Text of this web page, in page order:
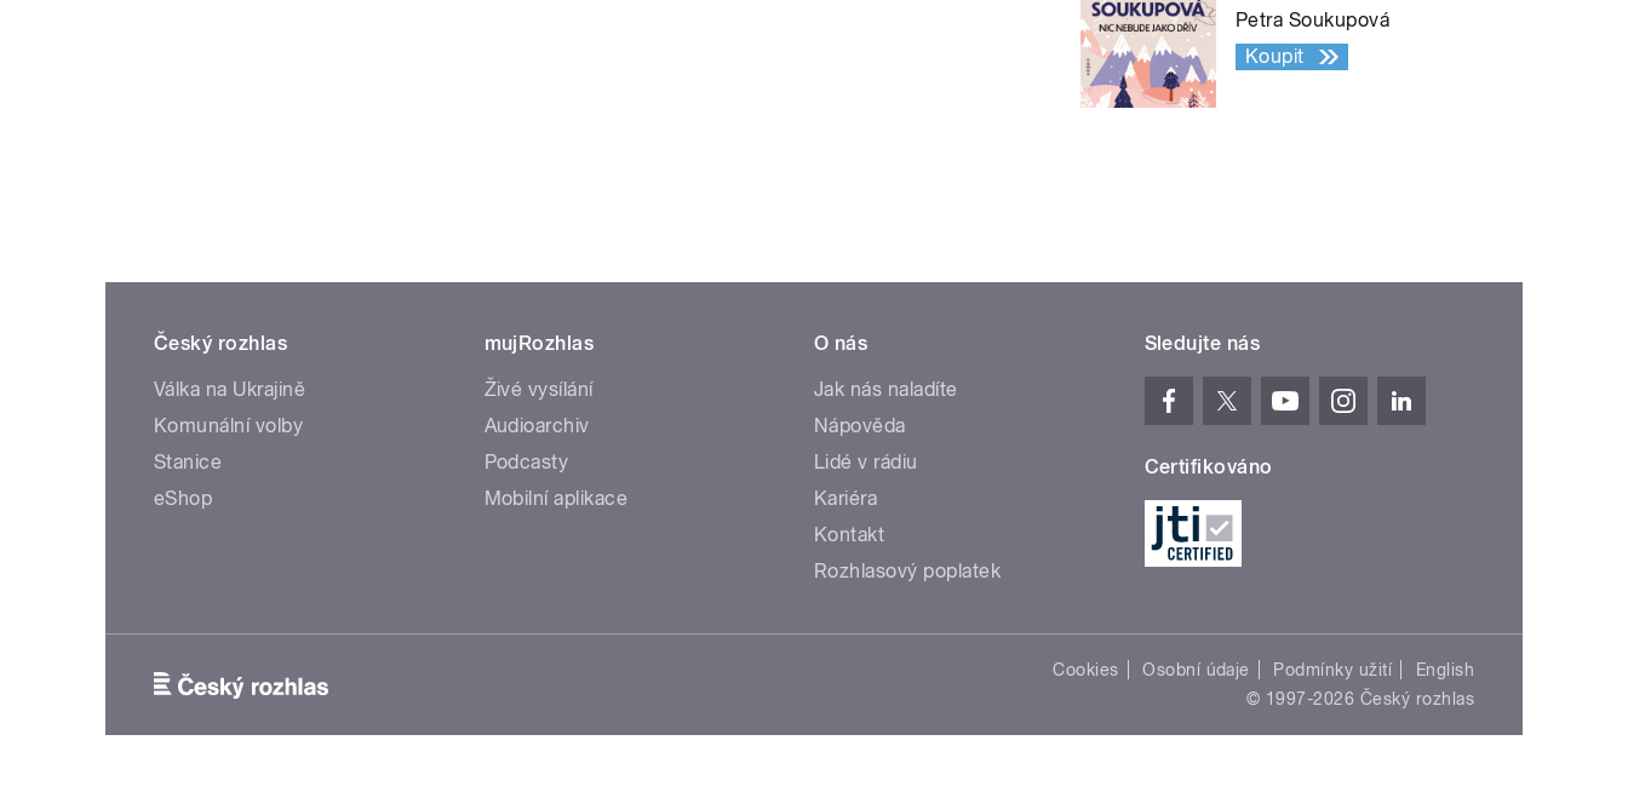
Petra Soukupová
Koupit
Český rozhlas
Válka na Ukrajině
Komunální volby
Stanice
eShop
mujRozhlas
Živé vysílání
Audioarchiv
Podcasty
Mobilní aplikace
O nás
Jak nás naladíte
Nápověda
Lidé v rádiu
Kariéra
Kontakt
Rozhlasový poplatek
Sledujte nás
Certifikováno
Cookies Osobní údaje Podmínky užití
English
© 1997-2026 Český rozhlas